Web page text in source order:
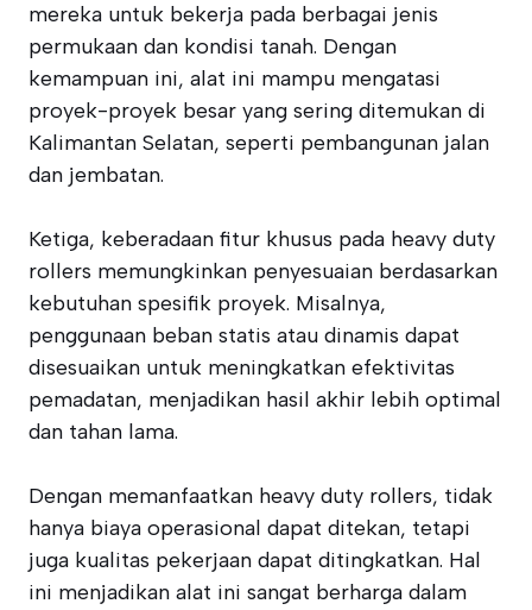
mereka untuk bekerja pada berbagai jenis
permukaan dan kondisi tanah. Dengan
kemampuan ini, alat ini mampu mengatasi
proyek-proyek besar yang sering ditemukan di
Kalimantan Selatan, seperti pembangunan jalan
dan jembatan.
Ketiga, keberadaan fitur khusus pada heavy duty
rollers memungkinkan penyesuaian berdasarkan
kebutuhan spesifik proyek. Misalnya,
penggunaan beban statis atau dinamis dapat
disesuaikan untuk meningkatkan efektivitas
pemadatan, menjadikan hasil akhir lebih optimal
dan tahan lama.
Dengan memanfaatkan heavy duty rollers, tidak
hanya biaya operasional dapat ditekan, tetapi
juga kualitas pekerjaan dapat ditingkatkan. Hal
ini menjadikan alat ini sangat berharga dalam